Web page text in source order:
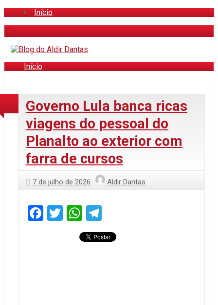
Início
Início
Governo Lula banca ricas
viagens do pessoal do
Planalto ao exterior com
farra de cursos
7 de julho de 2026 Aldir Dantas
Facebook
TwitterWhatsApp